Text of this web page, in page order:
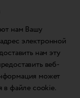
нам Вашу
электронной
нам эту
веб-
может
в файле cookie.